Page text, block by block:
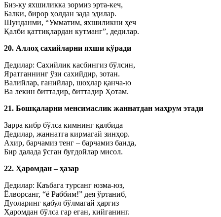
Биз-ку яхшиликка зормиз эрта-кеч,
Балки, бирор ҳолдан зада эдилар.
Шунданми, “Умматим, яхшиликни ҳеч
Қалби қаттиқлардан кутманг”, дедилар.
20. Аллоҳ сахийларни яхши кўради
Дедилар: Сахийлик касбингиз бўлсин,
Яратганнинг ўзи сахийдир, зотан.
Валийлар, ғанийлар, шоҳлар қанча-ю
Ва лекин биттадир, биттадир Ҳотам.
21. Бошқаларни менсимаслик жаннатдан маҳрум этади
Зарра кибр бўлса кимнинг қалбида
Дедилар, жаннатга кирмагай зинҳор.
Ахир, барчамиз тенг – барчамиз банда,
Бир далада ўсган буғдойлар мисол.
22. Ҳаромдан – ҳазар
Дедилар: Каъбага турсанг юзма-юз,
Ёлворсанг, “ё Раббим!” дея ўртаниб,
Дуоларинг қабул бўлмагай ҳаргиз
Ҳаромдан бўлса гар еган, кийганинг.